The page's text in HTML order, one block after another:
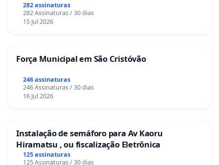
282 assinaturas
282 Assinaturas / 30 dias
15 Jul 2026
Força Municipal em São Cristóvão
246 assinaturas
246 Assinaturas / 30 dias
16 Jul 2026
Instalação de semáforo para Av Kaoru
Hiramatsu , ou fiscalização Eletrônica
125 assinaturas
125 Assinaturas / 30 dias